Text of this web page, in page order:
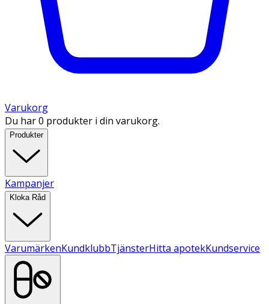
Varukorg
Du har 0 produkter i din varukorg.
Produkter
Kampanjer
Kloka Råd
VarumärkenKundklubbTjänsterHitta apotekKundservice